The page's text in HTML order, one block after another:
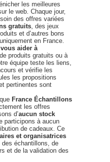
les meilleures
le web. Chaque jour,
des offres variées
gratuits , des jeux
et d’autres bons
en France.
vous aider à
produits gratuits ou à
équipe teste les liens,
et vérifie les
les propositions
pertinentes sont
France Échantillons
les offres
d’aucun stock
participons à aucun
de cadeaux. Ce
et organisatrices
des échantillons, de
et de la validation des